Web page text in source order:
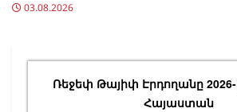
03.08.2026
Ռեջեփ Թայիփ Էրդողանը 2026-
Հայաստան